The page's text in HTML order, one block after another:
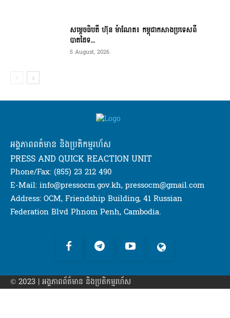
សម្ដេចធិបតី ហ៊ុន ម៉ាណែត៖ កម្ពុជាកសាងប្រទេសពី
បាតដៃទ...
5 August, 2026
អង្គភាពពត៌មាន និងប្រតិកម្មរហ័ស
PRESS AND QUICK REACTION UNIT
Phone/Fax: (855) 23 212 490
E-Mail: info@pressocm.gov.kh, pressocm@gmail.com
Address: OCM, Friendship Building, 41 Russian
Federation Blvd Phnom Penh, Cambodia.
© 2023 | អង្គភាព​ព័ត៌មាន​ និងប្រតិកម្មរហ័ស